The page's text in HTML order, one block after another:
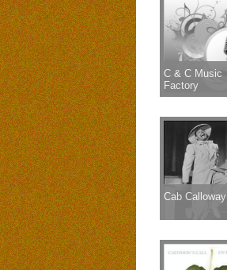
C & C Music
Factory
Cab Calloway